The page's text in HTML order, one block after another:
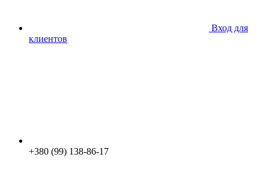
Вход для
клиентов
+380 (99) 138-86-17